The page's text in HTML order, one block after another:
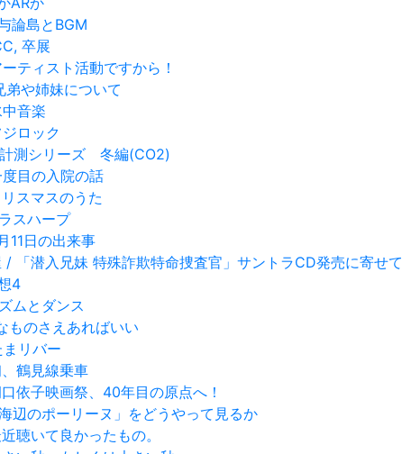
論島とBGM
卒展
ティスト活動ですから！
や姉妹について
音楽
ロック
測シリーズ 冬編(CO2)
目の入院の話
スマスのうた
スハープ
11日の出来事
「潜入兄妹 特殊詐欺特命捜査官」サントラCD発売に寄せて
4
ムとダンス
ものさえあればいい
リバー
鶴見線乗車
依子映画祭、40年目の原点へ！
辺のポーリーヌ」をどうやって見るか
聴いて良かったもの。